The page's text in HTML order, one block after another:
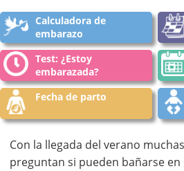
Calculadora de
embarazo
Test: ¿Estoy
embarazada?
Fecha de parto
Con la llegada del verano
preguntan si pueden bañarse en